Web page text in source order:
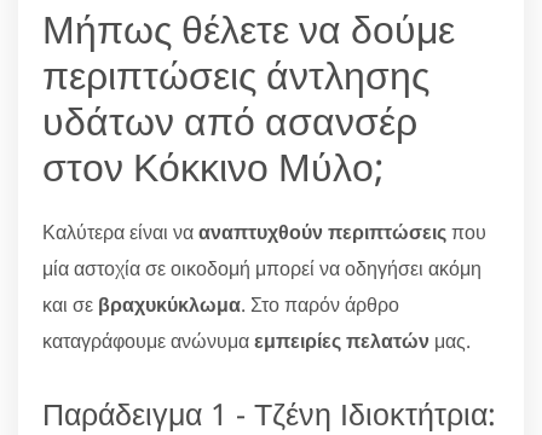
Μήπως θέλετε να δούμε
περιπτώσεις άντλησης
υδάτων από ασανσέρ
στον Κόκκινο Μύλο;
Καλύτερα είναι νααναπτυχθούν περιπτώσειςπου
μία αστοχία σε οικοδομή μπορεί να οδηγήσει ακόμη
και σε βραχυκύκλωμα. Στο παρόν άρθρο
καταγράφουμε ανώνυμαεμπειρίες πελατών μας.
Παράδειγμα 1 - Τζένη Ιδιοκτήτρια: